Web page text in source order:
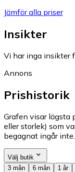
Jämför alla priser
Insikter
Vi har inga insikter
Annons
Prishistorik
Grafen visar lägsta
eller storlek) som
begagnat ingår inte.
Välj butik
3 mån
6 mån 1 år